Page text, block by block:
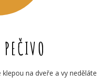
na dveře a vy neděláte